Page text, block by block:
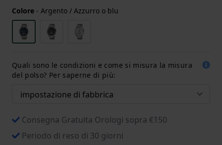
Colore - Argento / Azzurro o blu
Quali sono le condizioni e come si misura la misura
del polso? Per saperne di più:
Consegna Gratuita Orologi sopra €150
Periodo di reso di 30 giorni